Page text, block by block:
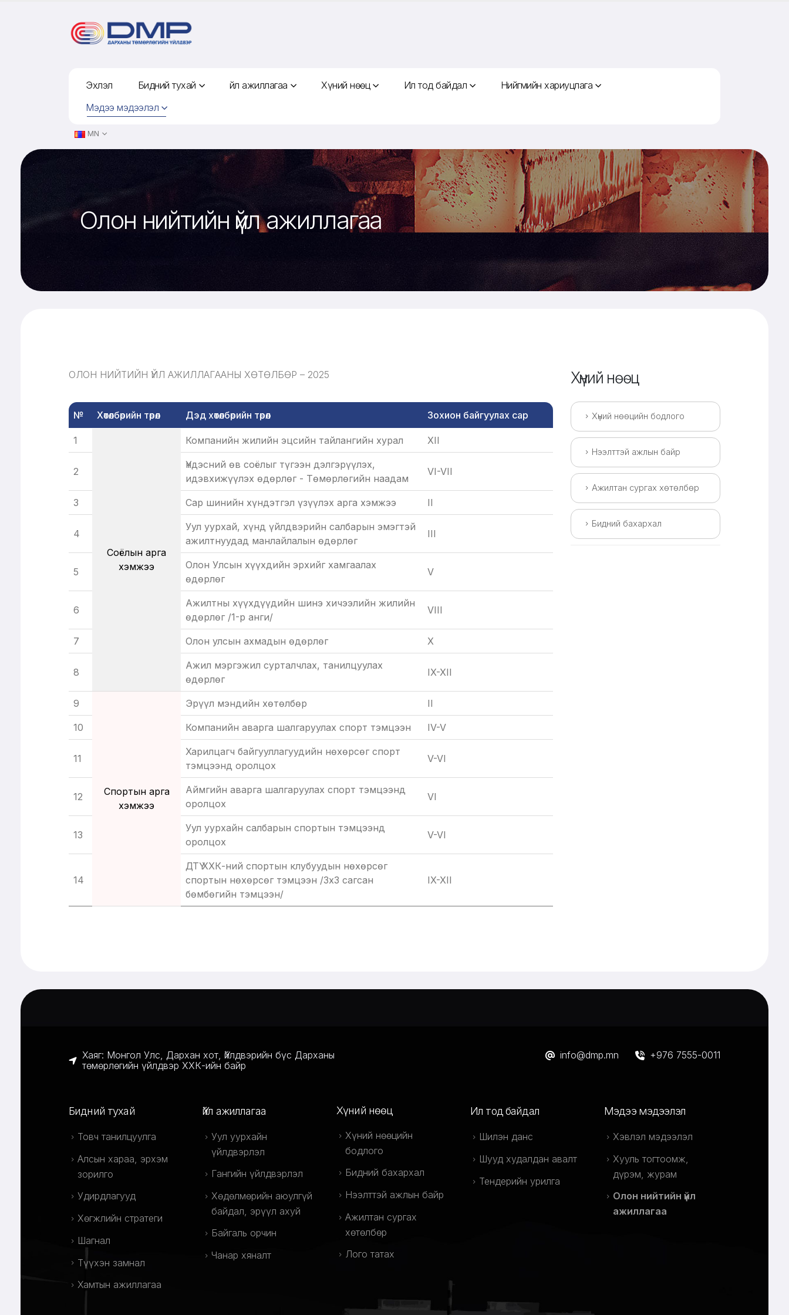
Эхлэл Бидний тухай Үйл ажиллагаа Хүний нөөц Ил тод байдал
Нийгмийн хариуцлага
Мэдээ мэдээлэл
MN
Олон нийтийн үйл ажиллагаа
ОЛОН НИЙТИЙН ҮЙЛ АЖИЛЛАГААНЫ ХӨТӨЛБӨР – 2025
№ Хөтөлбөрийн төрөл Дэд хөтөлбөрийн төрөл Зохион байгуулах сар
1
Соёлын арга
хэмжээ
Компанийн жилийн эцсийн тайлангийн хурал XII
2
Үндэсний өв соёлыг түгээн дэлгэрүүлэх,
идэвхижүүлэх өдөрлөг - Төмөрлөгийн наадам
VI-VII
3 Сар шинийн хүндэтгэл үзүүлэх арга хэмжээ II
4
Уул уурхай, хүнд үйлдвэрийн салбарын эмэгтэй
ажилтнуудад манлайлалын өдөрлөг
III
5
Олон Улсын хүүхдийн эрхийг хамгаалах
өдөрлөг
V
6
Ажилтны хүүхдүүдийн шинэ хичээлийн жилийн
өдөрлөг /1-р анги/
VIII
7 Олон улсын ахмадын өдөрлөг X
8
Ажил мэргэжил сурталчлах, танилцуулах
өдөрлөг
IX-XII
9
Спортын арга
хэмжээ
Эрүүл мэндийн хөтөлбөр II
10 Компанийн аварга шалгаруулах спорт тэмцээн IV-V
11
Харилцагч байгууллагуудийн нөхөрсөг спорт
тэмцээнд оролцох
V-VI
12
Аймгийн аварга шалгаруулах спорт тэмцээнд
оролцох
VI
13
Уул уурхайн салбарын спортын тэмцээнд
оролцох
V-VI
14
ДТҮ ХХК-ний спортын клубуудын нөхөрсөг
спортын нөхөрсөг тэмцээн /3х3 сагсан
бөмбөгийн тэмцээн/
IX-XII
Хүний нөөц
Хүний нөөцийн бодлого
Нээлттэй ажлын байр
Ажилтан сургах хөтөлбөр
Бидний бахархал
Хаяг: Монгол Улс, Дархан хот, Үйлдвэрийн бүс Дарханы
төмөрлөгийн үйлдвэр ХХК-ийн байр
info@dmp.mn +976 7555-0011
Бидний тухай
Товч танилцуулга
Алсын хараа, эрхэм
зорилго
Удирдлагууд
Хөгжлийн стратеги
Шагнал
Түүхэн замнал
Хамтын ажиллагаа
Үйл ажиллагаа
Уул уурхайн
үйлдвэрлэл
Гангийн үйлдвэрлэл
Хөдөлмөрийн аюулгүй
байдал, эрүүл ахуй
Байгаль орчин
Чанар хяналт
Хүний нөөц
Хүний нөөцийн
бодлого
Бидний бахархал
Нээлттэй ажлын байр
Ажилтан сургах
хөтөлбөр
Лого татах
Ил тод байдал
Шилэн данс
Шууд худалдан авалт
Тендерийн урилга
Мэдээ мэдээлэл
Хэвлэл мэдээлэл
Хууль тогтоомж,
дүрэм, журам
Олон нийтийн үйл
ажиллагаа